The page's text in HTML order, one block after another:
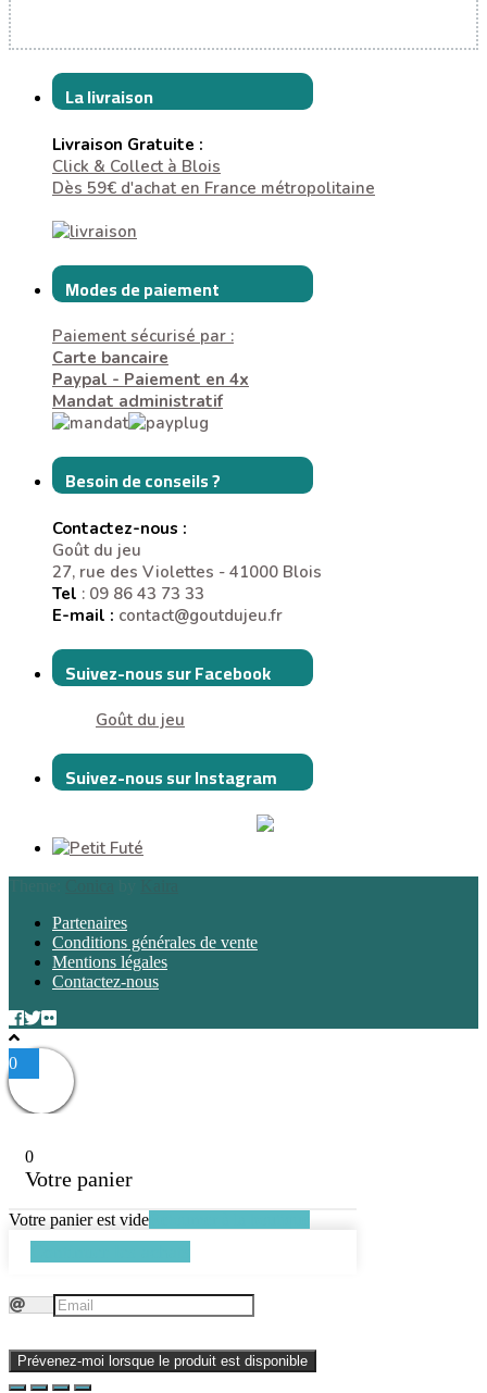
La livraison
Livraison Gratuite :
Click & Collect à Blois
Dès 59€ d'achat en France métropolitaine
Modes de paiement
Paiement sécurisé par :
Carte bancaire
Paypal - Paiement en 4x
Mandat administratif
Besoin de conseils ?
Contactez-nous :
Goût du jeu
27, rue des Violettes - 41000 Blois
Tel : 09 86 43 73 33
E-mail : contact@goutdujeu.fr
Suivez-nous sur Facebook
Goût du jeu
Suivez-nous sur Instagram
Partenaires
Conditions générales de vente
Mentions légales
Contactez-nous
0
0
Votre panier
Votre panier est vide
Prévenez-moi lorsque le produit est disponible